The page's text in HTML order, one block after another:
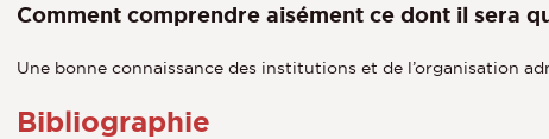
Comment comprendre aisément ce dont il sera
Une bonne connaissance des institutions et de l’organisation
Bibliographie